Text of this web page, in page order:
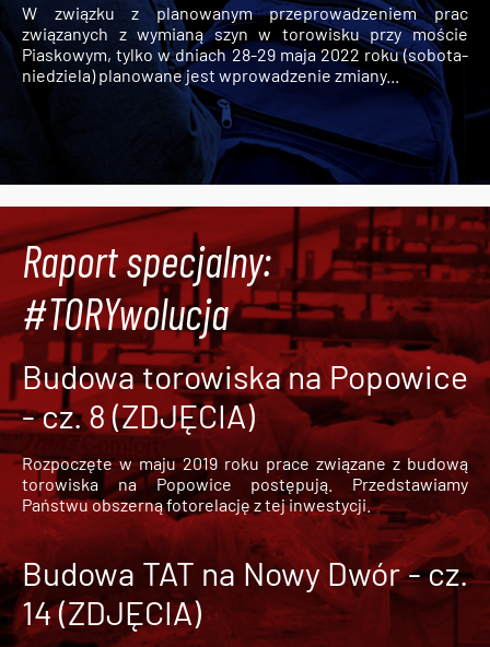
W związku z planowanym przeprowadzeniem prac
związanych z wymianą szyn w torowisku przy moście
Piaskowym, tylko w dniach 28-29 maja 2022 roku (sobota-
niedziela) planowane jest wprowadzenie zmiany...
Raport specjalny:
#TORYwolucja
Budowa torowiska na Popowice
- cz. 8 (ZDJĘCIA)
Rozpoczęte w maju 2019 roku prace związane z budową
torowiska na Popowice
postępują. Przedstawiamy
Państwu obszerną fotorelację z tej inwestycji.
Budowa TAT na Nowy Dwór - cz.
14 (ZDJĘCIA)